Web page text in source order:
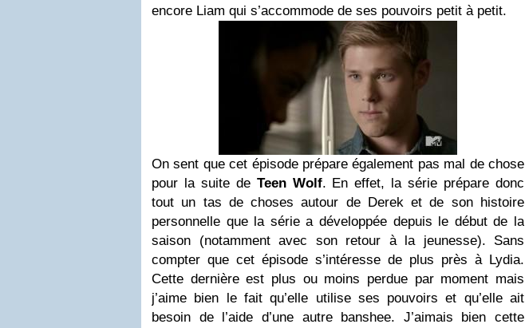
encore Liam qui s’accommode de ses pouvoirs petit à petit.
On sent que cet épisode prépare également pas mal de chose
pour la suite de Teen Wolf. En effet, la série prépare donc
tout un tas de choses autour de Derek et de son histoire
personnelle que la série a développée depuis le début de la
saison (notamment avec son retour à la jeunesse). Sans
compter que cet épisode s’intéresse de plus près à Lydia.
Cette dernière est plus ou moins perdue par moment mais
j’aime bien le fait qu’elle utilise ses pouvoirs et qu’elle ait
besoin de l’aide d’une autre banshee. J’aimais bien cette